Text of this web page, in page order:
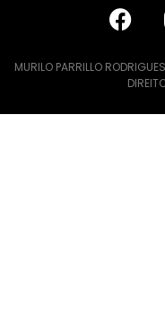
MURILO PARRILLO